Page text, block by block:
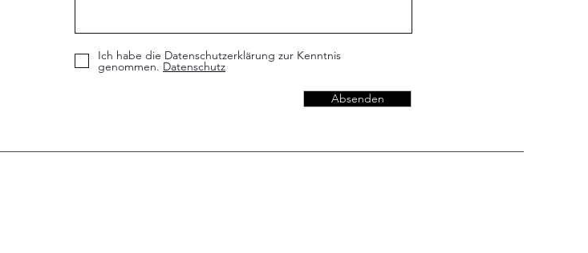
Ich habe die Datenschutzerklärung zur Kenntnis
genommen. Datenschutz
Absenden